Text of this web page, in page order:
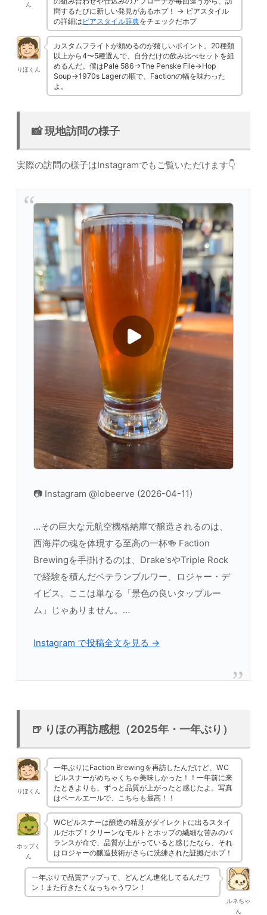
ん
問するたびに新しい発見があるホプ！ → ビアスタイル
の詳細は ビアスタイル辞典をチェックだホプ
りほくん
カスタムフライトが頼めるのが嬉しいポイント。20種類
以上から4〜5種選んで、自分だけの飲み比べセットを組
めるんだ。僕はPale 586→The Penske File→Hop
Soup→1970s Lagerの順で、Factionの幅を味わった
よ。
📸 現地訪問の様子
実際の訪問の様子はInstagramでもご覧いただけます👇
📷 Instagram @lobeerve (2026-04-11)
…その巨大な元航空機格納庫で醸造されるのは、
西海岸の魂を体現する至高の一杯🍻 Faction
Brewingを手掛けるのは、Drake'sやTriple Rock
で経験を積んだベテランブルワー、ロジャー・デ
イビス。ここは単なる「景色の良いタップルー
ム」じゃありません。…
Instagram で投稿全文を見る →
🍺 りほの再訪感想（2025年・一年ぶり）
りほくん
一年ぶりにFaction Brewingを再訪したんだけど、WC
ピルスナーがめちゃくちゃ美味しかった！！一年前に来
たときよりも、ずっと品質が上がったと感じたよ。写真
はペールエールで、こちらも最高！！
ホップく
ん
WCピルスナーは醸造の精度がダイレクトに出るスタイ
ルだホプ！クリーンなモルトとホップの繊細な苦みのバ
ランスが命で、品質が上がっていると感じたなら、それ
はロジャーの醸造技術がさらに洗練された証拠だホプ！
ルネちゃ
ん
一年ぶりで品質アップって、どんどん進化してるんだワ
ン！また行きたくなっちゃうワン！